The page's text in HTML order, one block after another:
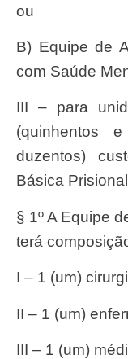
ou
b) Equipe de Atenção Básica Prisional tipo II
com Saúde
III – para unidades que mantêm entre 501
(quinhentos
duzentos)
Básica
§ 1º A Equipe
terá
I – 1 (um)
II – 1 (um)
III – 1 (um)